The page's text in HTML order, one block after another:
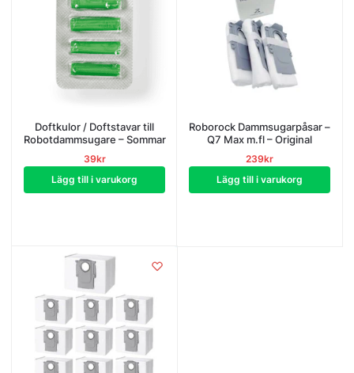
Doftkulor / Doftstavar till
Robotdammsugare – Sommar
39kr
Lägg till i varukorg
Roborock Dammsugarpåsar –
Q7 Max m.fl – Original
239kr
Lägg till i varukorg